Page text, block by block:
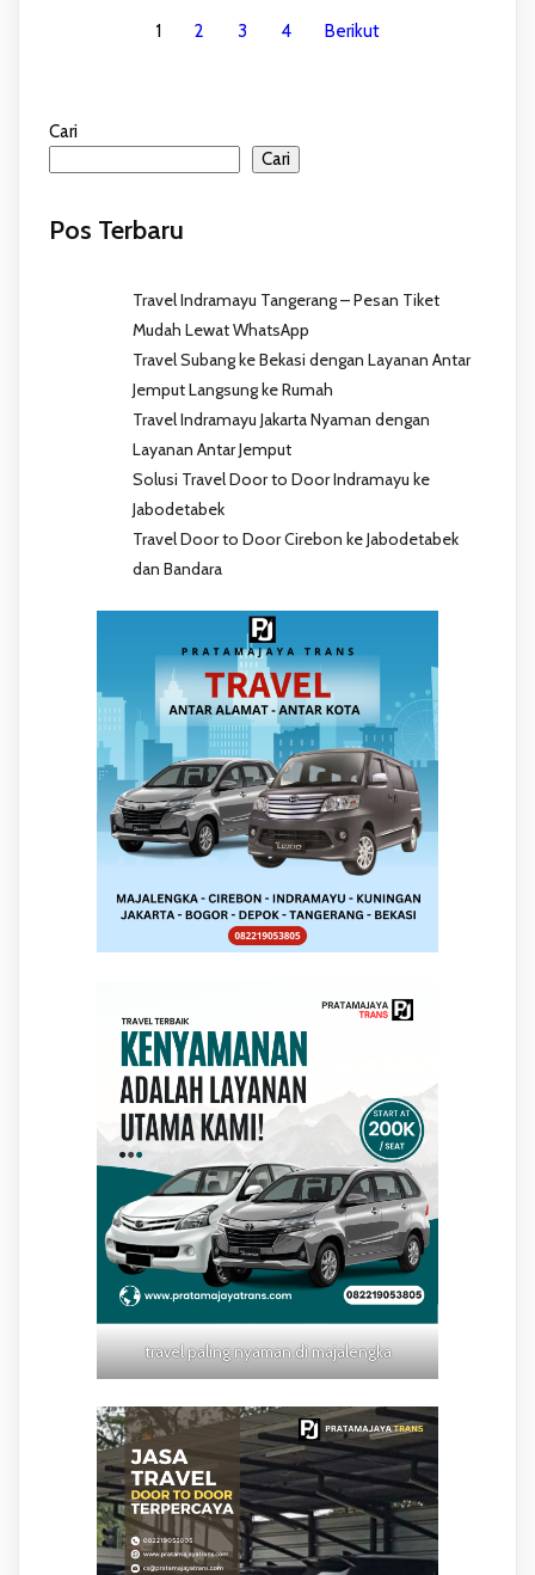
1 2 3 4 Berikut
Cari
Cari
Pos Terbaru
Travel Indramayu Tangerang – Pesan Tiket
Mudah Lewat WhatsApp
Travel Subang ke Bekasi dengan Layanan Antar
Jemput Langsung ke Rumah
Travel Indramayu Jakarta Nyaman dengan
Layanan Antar Jemput
Solusi Travel Door to Door Indramayu ke
Jabodetabek
Travel Door to Door Cirebon ke Jabodetabek
dan Bandara
travel paling nyaman di majalengka